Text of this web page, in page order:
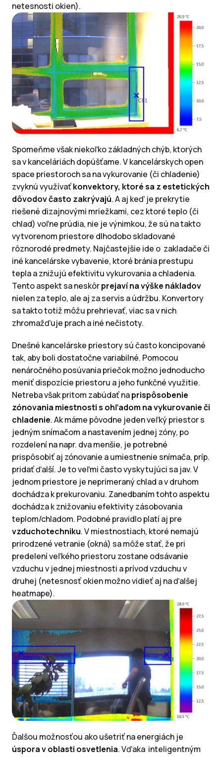
netesnosti okien).
Spomeňme však niekoľko základných chýb, ktorých
sa v kanceláriách dopúšťame. V kancelárskych open
space priestoroch sa na vykurovanie (či chladenie)
zvyknú využívaťkonvektory, ktoré sa z estetických
dôvodov často zakrývajú. A aj keď je prekrytie
riešené dizajnovými mriežkami, cez ktoré teplo (či
chlad) voľne prúdia, nie je výnimkou, že sú na takto
vytvorenom priestore dlhodobo skladované
rôznorodé predmety. Najčastejšie ide o zakladače či
iné kancelárske vybavenie, ktoré bránia prestupu
tepla a znižujú efektivitu vykurovania a chladenia.
Tento aspekt sa neskôrprejaví na výške nákladov
nielen za teplo, ale aj za servis a údržbu. Konvertory
sa takto totiž môžu prehrievať, viac sa v nich
zhromažďuje prach a iné nečistoty.
Dnešné kancelárske priestory sú často koncipované
tak, aby boli dostatočne variabilné. Pomocou
nenáročného posúvania priečok možno jednoducho
meniť dispozície priestoru a jeho funkčné využitie.
Netreba však pritom zabúdať naprispôsobenie
zónovania miestnosti s ohľadom na vykurovanie či
chladenie. Ak máme pôvodne jeden veľký priestor s
jedným snímačom a nastavením jednej zóny, po
rozdelení na napr. dva menšie, je potrebné
prispôsobiť aj zónovanie a umiestnenie snímača, príp.
pridať ďalší. Je to veľmi často vyskytujúci sa jav. V
jednom priestore je neprimeraný chlad a v druhom
dochádza k prekurovaniu. Zanedbaním tohto aspektu
dochádza k znižovaniu efektivity zásobovania
teplom/chladom. Podobné pravidlo platí aj pre
vzduchotechniku. V miestnostiach, ktoré nemajú
prirodzené vetranie (okná) sa môže stať, že pri
predelení veľkého priestoru zostane odsávanie
vzduchu v jednej miestnosti a prívod vzduchu v
druhej (netesnosť okien možno vidieť aj na ďalšej
heatmape).
Ďalšou možnosťou ako ušetriť na energiách je
úspora v oblasti osvetlenia. Vďaka inteligentným